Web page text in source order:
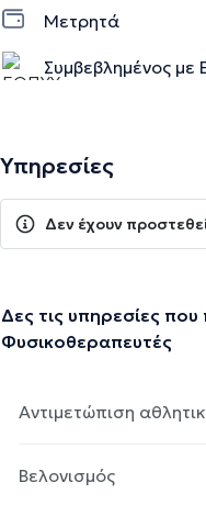
Μετρητά
Συμβεβλημένος
Υπηρεσίες
Δεν έχουν
Δες τις υπηρεσίες
Φυσικοθεραπευτές
Αντιμετώπιση
Βελονισμός